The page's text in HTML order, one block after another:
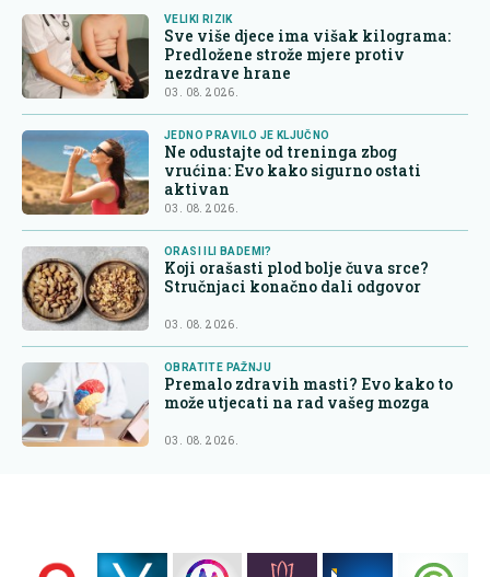
VELIKI RIZIK
Sve više djece ima višak kilograma:
Predložene strože mjere protiv
nezdrave hrane
03. 08. 2026.
JEDNO PRAVILO JE KLJUČNO
Ne odustajte od treninga zbog
vrućina: Evo kako sigurno ostati
aktivan
03. 08. 2026.
ORASI ILI BADEMI?
Koji orašasti plod bolje čuva srce?
Stručnjaci konačno dali odgovor
03. 08. 2026.
OBRATITE PAŽNJU
Premalo zdravih masti? Evo kako to
može utjecati na rad vašeg mozga
03. 08. 2026.